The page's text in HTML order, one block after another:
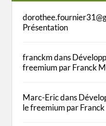
Présentation
franckmdans
freemium par Franck
Marc-Ericdans
le freemium par